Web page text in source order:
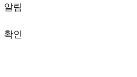
알림
확인